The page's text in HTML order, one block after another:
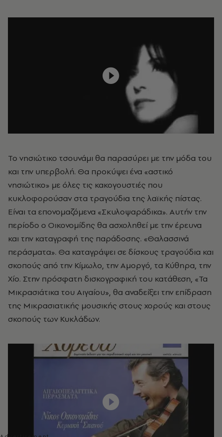
Το νησιώτικο τσουνάμι θα παρασύρει με την μόδα του
και την υπερβολή. Θα προκύψει ένα «αστικό
νησιώτικο» με όλες τις κακογουστιές που
κυκλοφορούσαν στα τραγούδια της λαϊκής πίστας.
Είναι τα επονομαζόμενα «Σκυλοψαράδικα». Αυτήν την
περίοδο ο Οικονομίδης θα ασχοληθεί με την έρευνα
και την καταγραφή της παράδοσης. «Θαλασσινά
περάσματα». Θα καταγράψει σε δίσκους τραγούδια και
σκοπούς από την Κίμωλο, την Αμοργό, τα Κύθηρα, την
Χίο. Στην πρόσφατη δισκογραφική του κατάθεση, «Τα
Μικρασιάτικα του Αιγαίου», θα αναδείξει την επίδραση
της Μικρασιατικής μουσικής στους χορούς και στους
σκοπούς των Κυκλάδων.